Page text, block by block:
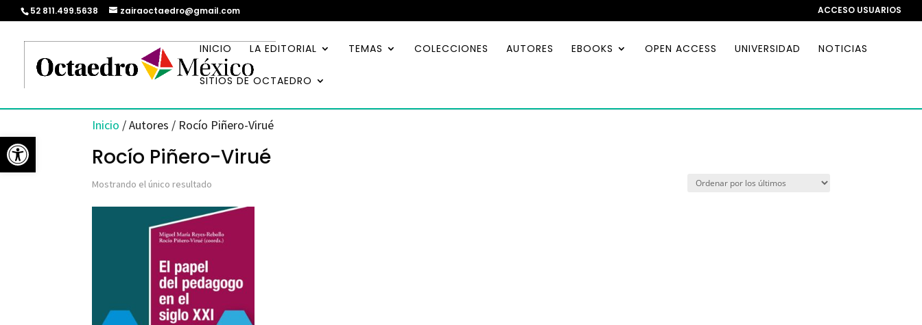
Abrir barra de herramientas
52 811.499.5638 zairaoctaedro@gmail.com ACCESO USUARIOS
INICIO LA EDITORIAL TEMAS COLECCIONES AUTORES EBOOKS OPEN ACCESS UNIVERSIDAD NOTICIAS
SITIOS DE OCTAEDRO
Inicio / Autores / Rocío Piñero-Virué
Rocío Piñero-Virué
Mostrando el único resultado